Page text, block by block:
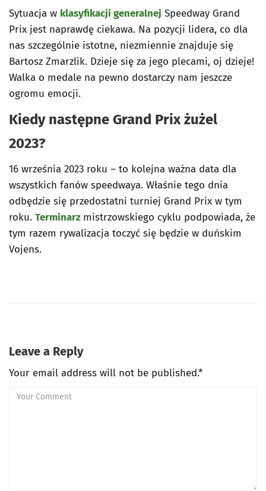
Sytuacja w klasyfikacji generalnej Speedway Grand
Prix jest naprawdę ciekawa. Na pozycji lidera, co dla
nas szczególnie istotne, niezmiennie znajduje się
Bartosz Zmarzlik. Dzieje się za jego plecami, oj dzieje!
Walka o medale na pewno dostarczy nam jeszcze
ogromu emocji.
Kiedy następne Grand Prix żużel
2023?
16 września 2023 roku – to kolejna ważna data dla
wszystkich fanów speedwaya. Właśnie tego dnia
odbędzie się przedostatni turniej Grand Prix w tym
roku. Terminarz mistrzowskiego cyklu podpowiada, że
tym razem rywalizacja toczyć się będzie w duńskim
Vojens.
Leave a Reply
Your email address will not be published.*